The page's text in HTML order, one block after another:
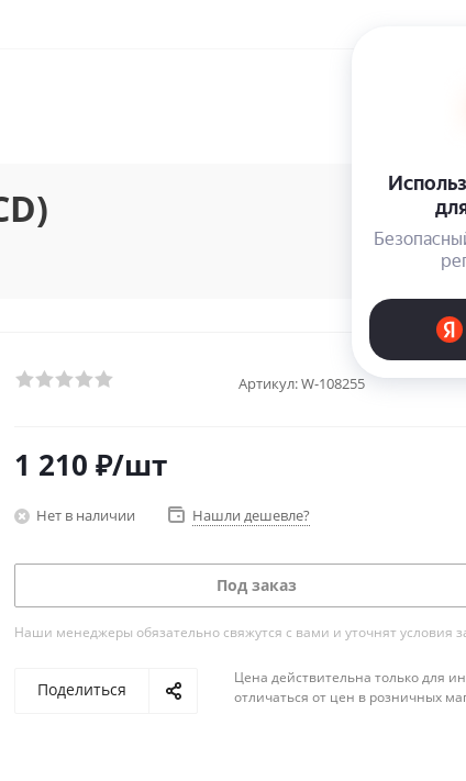
Артикул:W-108255
1 210 ₽/шт
Нет в наличии Нашли дешевле?
Под заказ
Наши менеджеры обязательно свяжутся с вами и уточнят условия
Поделиться
Цена действительна только для
отличаться от цен в розничных